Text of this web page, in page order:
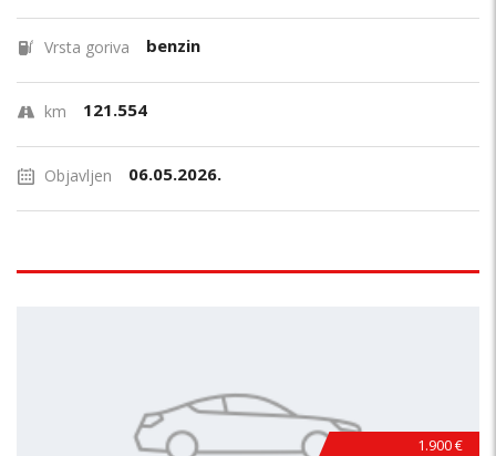
Vrsta goriva benzin
km 121.554
Objavljen 06.05.2026.
1.900 €